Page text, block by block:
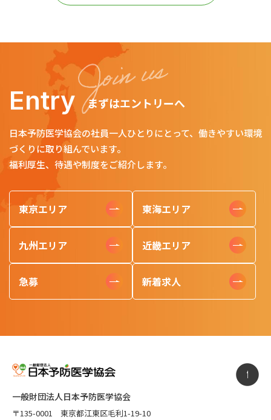
Entry まずはエントリーへ
日本予防医学協会の社員一人ひとりにとって、働きやすい環境
づくりに取り組んでいます。
福利厚生、待遇や制度をご紹介します。
東京エリア 東海エリア
九州エリア 近畿エリア
急募 新着求人
一般財団法人日本予防医学協会
〒135-0001 東京都江東区毛利1-19-10